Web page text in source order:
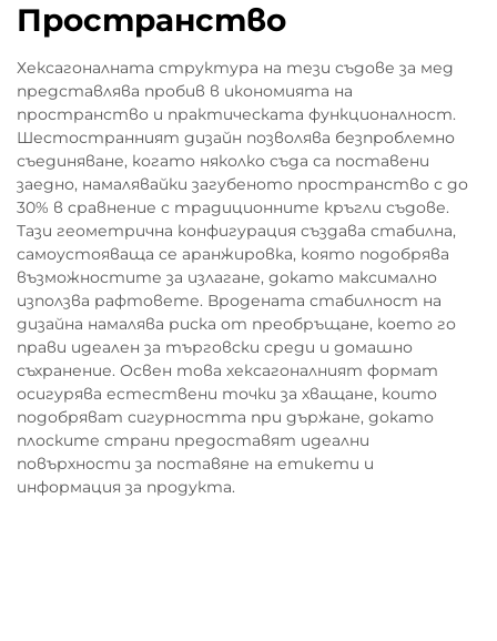
Пространство
Хексагоналната структура на тези съдове за мед
представлява пробив в икономията на
пространство и практическата функционалност.
Шестостранният дизайн позволява безпроблемно
съединяване, когато няколко съда са поставени
заедно, намалявайки загубеното пространство с до
30% в сравнение с традиционните кръгли съдове.
Тази геометрична конфигурация създава стабилна,
самоустояваща се аранжировка, която подобрява
възможностите за излагане, докато максимално
използва рафтовете. Вродената стабилност на
дизайна намалява риска от преобръщане, което го
прави идеален за търговски среди и домашно
съхранение. Освен това хексагоналният формат
осигурява естествени точки за хващане, които
подобряват сигурността при държане, докато
плоските страни предоставят идеални
повърхности за поставяне на етикети и
информация за продукта.